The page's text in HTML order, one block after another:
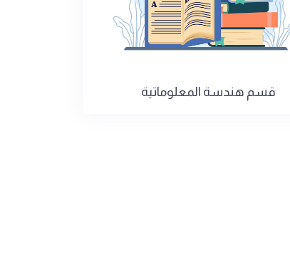
قسم هندسة المعلوماتية